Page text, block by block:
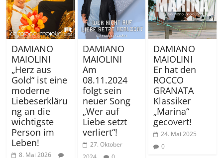
DAMIANO
MAIOLINI
„Herz aus
Gold“ ist eine
moderne
Liebeserkläru
ng an die
wichtigste
Person im
Leben!
8. Mai 2026
DAMIANO
MAIOLINI
Am
08.11.2024
folgt sein
neuer Song
„Wer auf
Liebe setzt
verliert“!
27. Oktober
DAMIANO
MAIOLINI
Er hat den
ROCCO
GRANATA
Klassiker
„Marina“
gecovert!
24. Mai 2025
0